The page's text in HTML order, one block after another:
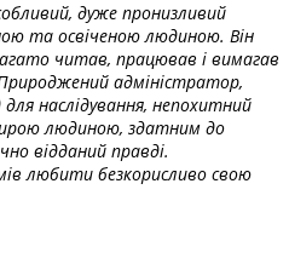
дуже пронизливий
та освіченою людиною. Він
читав, працював і вимагав
адміністратор,
наслідування, непохитний
людиною, здатним до
відданий правді.
любити безкорисливо свою